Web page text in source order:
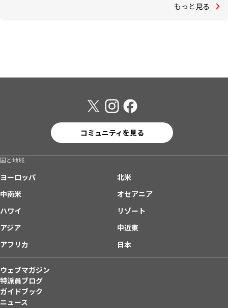
もっと見る
コミュニティを見る
国と地域
ヨーロッパ
北米
中南米
オセアニア
ハワイ
リゾート
アジア
中近東
アフリカ
日本
ウェブマガジン
特派員ブログ
ガイドブック
ニュース